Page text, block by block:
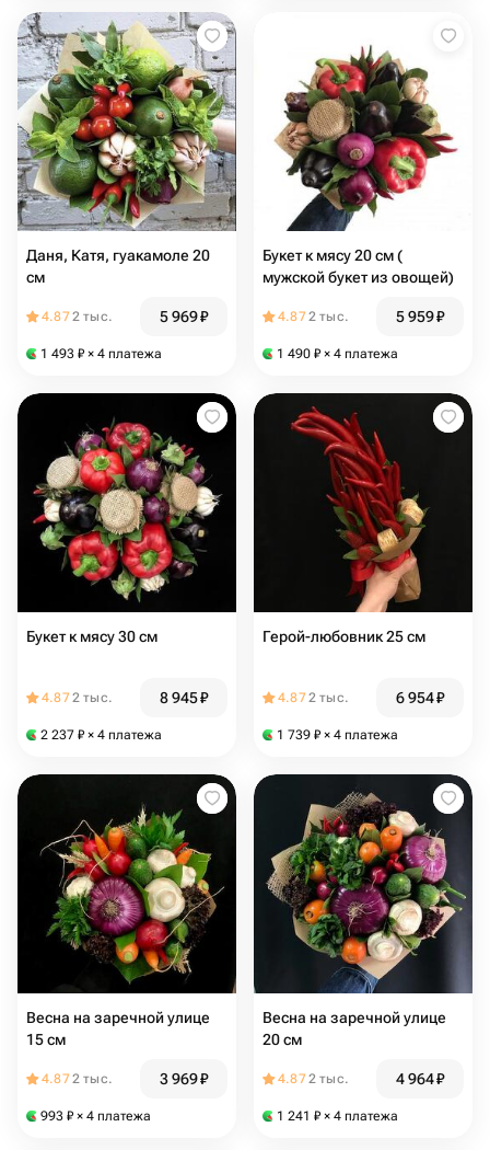
Даня, Катя, гуакамоле 20
см
4.872 тыс. 5 969₽
1 493 ₽ × 4 платежа
Букет к мясу 20 см (
мужской букет из овощей)
4.872 тыс. 5 959₽
1 490 ₽ × 4 платежа
Букет к мясу 30 см
4.872 тыс. 8 945₽
2 237 ₽ × 4 платежа
Герой-любовник 25 см
4.872 тыс. 6 954₽
1 739 ₽ × 4 платежа
Весна на заречной улице
15 см
4.872 тыс. 3 969₽
993 ₽ × 4 платежа
Весна на заречной улице
20 см
4.872 тыс. 4 964₽
1 241 ₽ × 4 платежа